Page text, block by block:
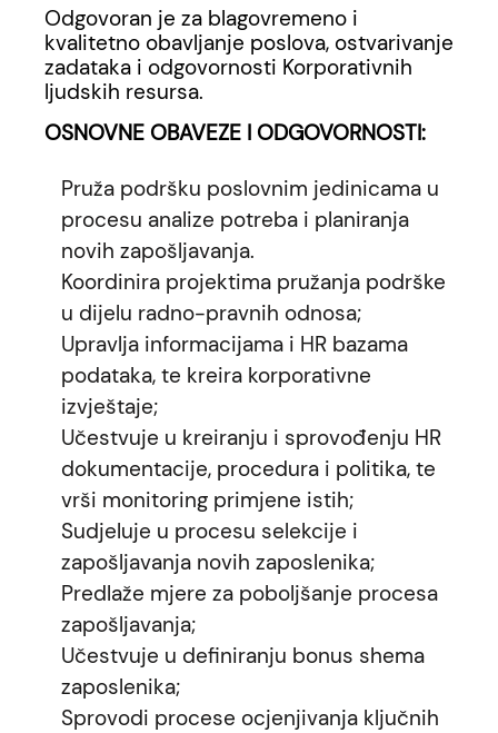
Odgovoran je za blagovremeno i
kvalitetno obavljanje poslova, ostvarivanje
zadataka i odgovornosti Korporativnih
ljudskih resursa.
OSNOVNE OBAVEZE I ODGOVORNOSTI:
Pruža podršku poslovnim jedinicama u
procesu analize potreba i planiranja
novih zapošljavanja.
Koordinira projektima pružanja podrške
u dijelu radno-pravnih odnosa;
Upravlja informacijama i HR bazama
podataka, te kreira korporativne
izvještaje;
Učestvuje u kreiranju i sprovođenju HR
dokumentacije, procedura i politika, te
vrši monitoring primjene istih;
Sudjeluje u procesu selekcije i
zapošljavanja novih zaposlenika;
Predlaže mjere za poboljšanje procesa
zapošljavanja;
Učestvuje u definiranju bonus shema
zaposlenika;
Sprovodi procese ocjenjivanja ključnih